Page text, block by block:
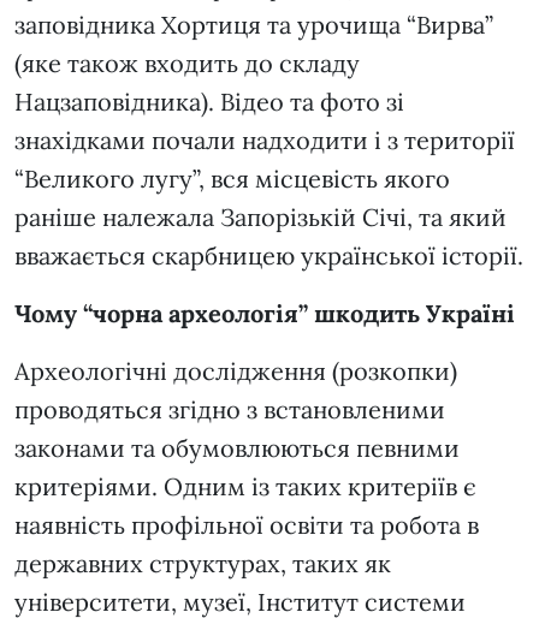
заповідника Хортиця та урочища “Вирва”
(яке також входить до складу
Нацзаповідника). Відео та фото зі
знахідками почали надходити і з території
“Великого лугу”, вся місцевість якого
раніше належала Запорізькій Січі, та який
вважається скарбницею української історії.
Чому “чорна археологія” шкодить Україні
Археологічні дослідження (розкопки)
проводяться згідно з встановленими
законами та обумовлюються певними
критеріями. Одним із таких критеріїв є
наявність профільної освіти та робота в
державних структурах, таких як
університети, музеї, Інститут системи